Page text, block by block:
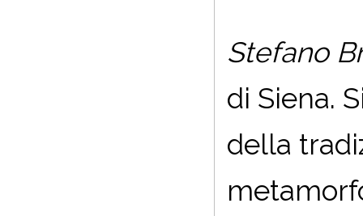
Stefano
di Siena.
della